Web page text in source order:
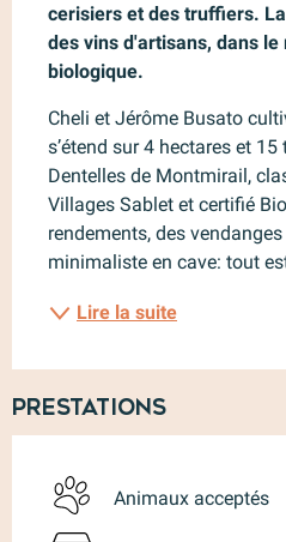
cerisiers et des truffiers.
des vins d'artisans, dans
biologique.
Cheli et Jérôme Busato
s’étend sur 4 hectares et
Dentelles de Montmirail,
Villages Sablet et certifié
rendements, des
minimaliste en cave: tout
Lire la suite
Prestations
Animaux acceptés